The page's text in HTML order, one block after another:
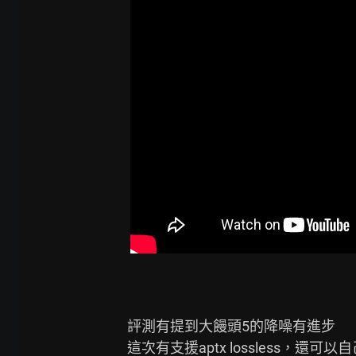
評測有提到大饅頭5的降噪有進步
這次有支援aptx lossless，還可以